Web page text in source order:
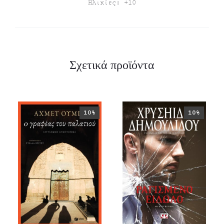
Ηλικίες: +10
Σχετικά προϊόντα
10% 10%